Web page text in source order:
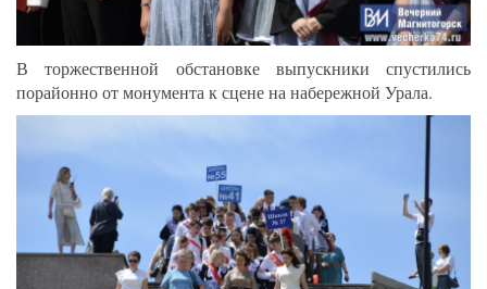
В торжественной обстановке выпускники спустились
порайонно от монумента к сцене на набережной Урала.